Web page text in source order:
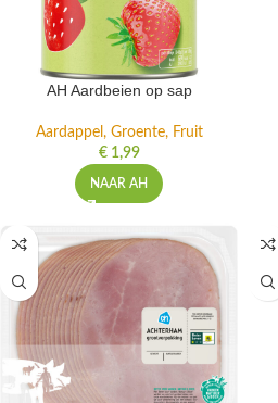
AH Aardbeien op sap
Aardappel, Groente, Fruit
€1,99
NAAR AH